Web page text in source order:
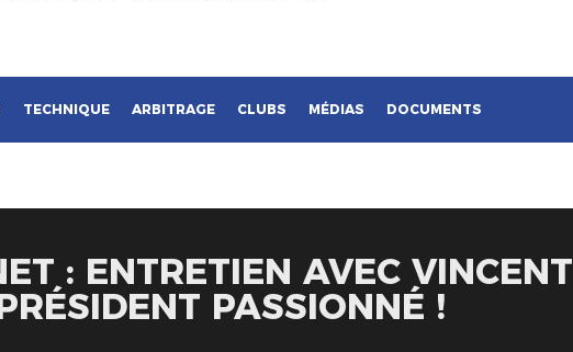
TECHNIQUE ARBITRAGE CLUBS MÉDIAS DOCUMENTS
: ENTRETIEN AVEC VINCENT
PASSIONNÉ !